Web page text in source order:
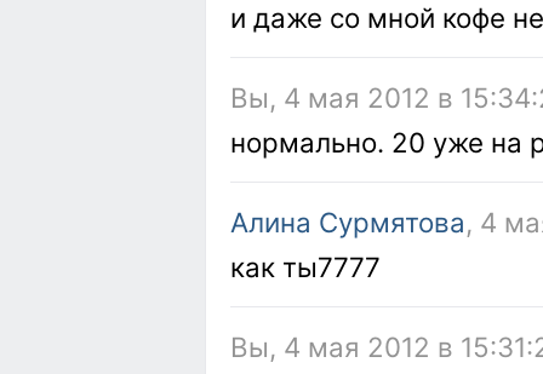
и даже со мной кофе
Вы, 4 мая 2012 в
нормально. 20 уже на
Алина Сурмятова, 4
как ты7777
Вы, 4 мая 2012 в